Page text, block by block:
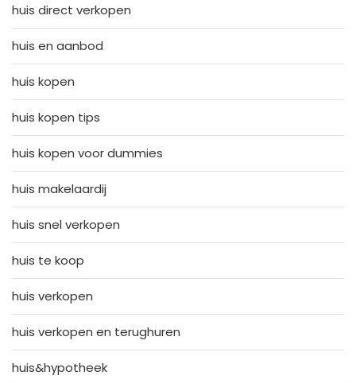
huis direct verkopen
huis en aanbod
huis kopen
huis kopen tips
huis kopen voor dummies
huis makelaardij
huis snel verkopen
huis te koop
huis verkopen
huis verkopen en terughuren
huis&hypotheek